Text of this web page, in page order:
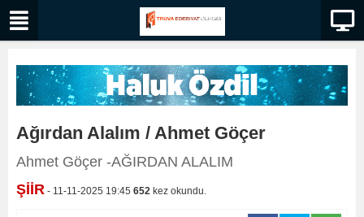
Ağırdan Alalım / Ahmet Göçer
Ahmet Göçer -AĞIRDAN ALALIM
ŞİİR - 11-11-2025 19:45 652 kez okundu.